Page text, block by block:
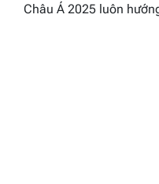
Châu Á 2025 luôn